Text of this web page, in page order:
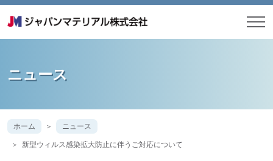
ニュース
ホーム
ニュース
新型ウィルス感染拡大防止に伴うご対応について